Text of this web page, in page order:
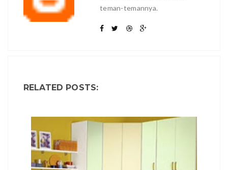
teman-temannya.
RELATED POSTS: